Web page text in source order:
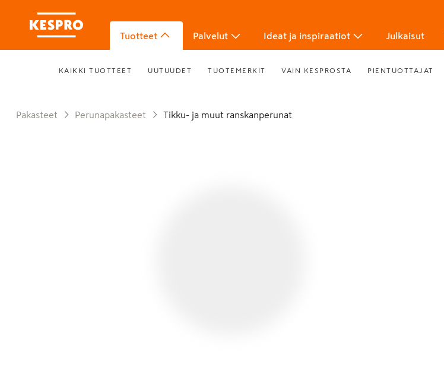
Tuotteet Palvelut Ideat ja inspiraatiot Julkaisut
KAIKKI TUOTTEET UUTUUDET TUOTEMERKIT VAIN KESPROSTA PIENTUOTTAJAT
Pakasteet Perunapakasteet Tikku- ja muut ranskanperunat